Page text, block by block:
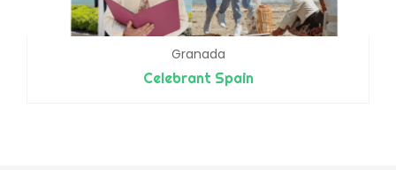
Granada
Celebrant Spain